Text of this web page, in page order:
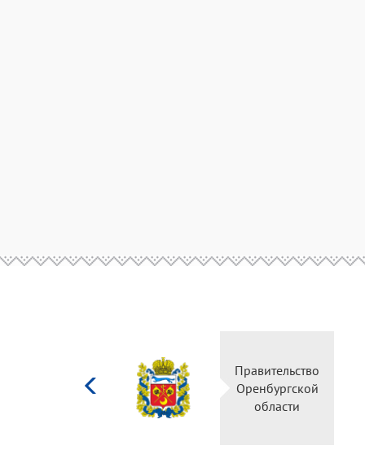
Министерство
культуры
Российской
федерации